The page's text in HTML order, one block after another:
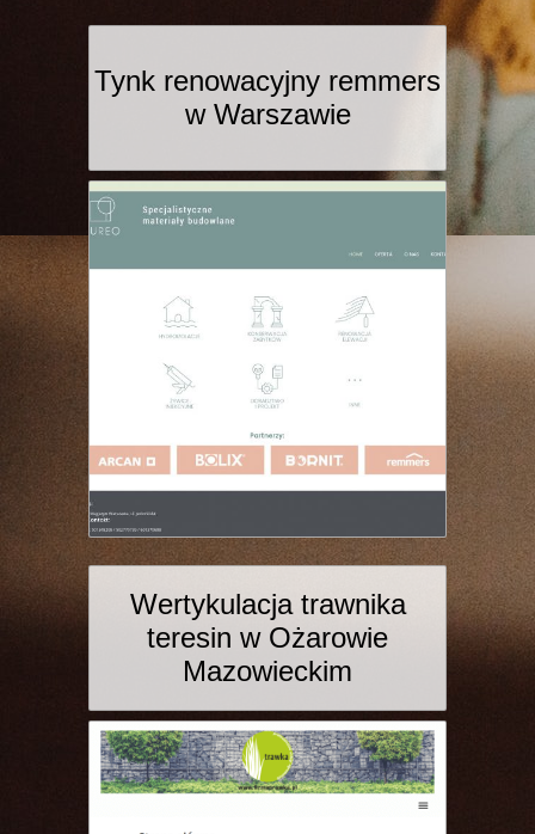
Tynk renowacyjny remmers
w Warszawie
Wertykulacja trawnika
teresin w Ożarowie
Mazowieckim